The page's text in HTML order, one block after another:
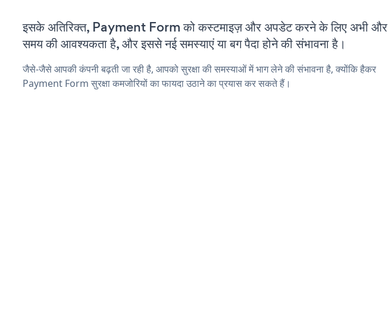
इसके अतिरिक्त, Payment Form को कस्टमाइज़ और अपडेट करने के लिए अभी और
समय की आवश्यकता है, और इससे नई समस्याएं या बग पैदा होने की संभावना है।
जैसे-जैसे आपकी कंपनी बढ़ती जा रही है, आपको सुरक्षा की समस्याओं में भाग लेने की संभावना है, क्योंकि हैकर
Payment Form सुरक्षा कमजोरियों का फायदा उठाने का प्रयास कर सकते हैं।